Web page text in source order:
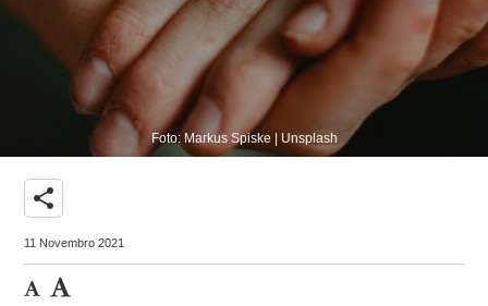
Foto: Markus Spiske | Unsplash
share
11 Novembro 2021